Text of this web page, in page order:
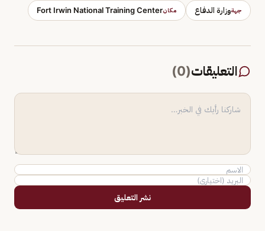
جهةوزارة الدفاع مكانFort Irwin National Training Center
التعليقات(
0
)
نشر التعليق